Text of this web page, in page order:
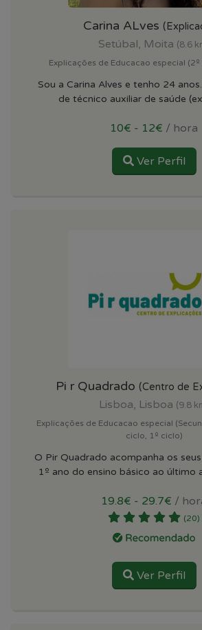
Carina ALves
Setúbal, Moita (8.6
Explicações de Educacao especial
Sou a Carina Alves e tenho 24
de técnico auxiliar de saúde
10€ - 12€ / hora
Ver Perfil
Pi r Quadrado (Centro de
Lisboa, Lisboa (9.8
Explicações de Educacao especial
ciclo, 1º ciclo)
O Pir Quadrado acompanha os
1º ano do ensino básico ao último
19.8€ - 29.7€ /
(20)
Ver Perfil